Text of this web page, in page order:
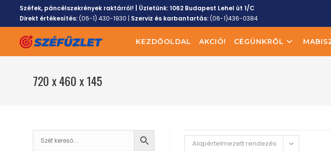
Széfek, páncélszekrények raktárról! | Üzletünk:1062 Budapest Lehel út 1/C
Direkt értékesítés:(06-1) 430-1930 | Szerviz és karbantartás:(06-1)436-0384
KEZDŐOLDAL AKCIÓ! CÉGÜNKRŐL
720 x 460 x 145
Alapértelmezett rendezés